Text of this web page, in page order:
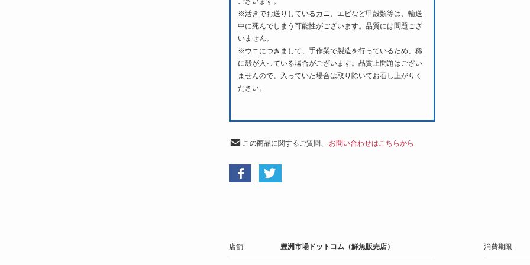
※活きでお送りしているカニ、エビなど甲殻類等は、輸送
中に死んでしまう可能性がございます。品質には問題ござ
いません。
※ウニにつきまして、手作業で製造を行っているため、稀
に殻が入っている場合がございます。品質上問題はござい
ませんので、入っていた場合は取り除いてお召し上がりく
ださい。
この商品に関するご質問、 お問い合わせはこちらから
店舗 豊洲市場ドットコム（鮮魚販売店） 消費期限